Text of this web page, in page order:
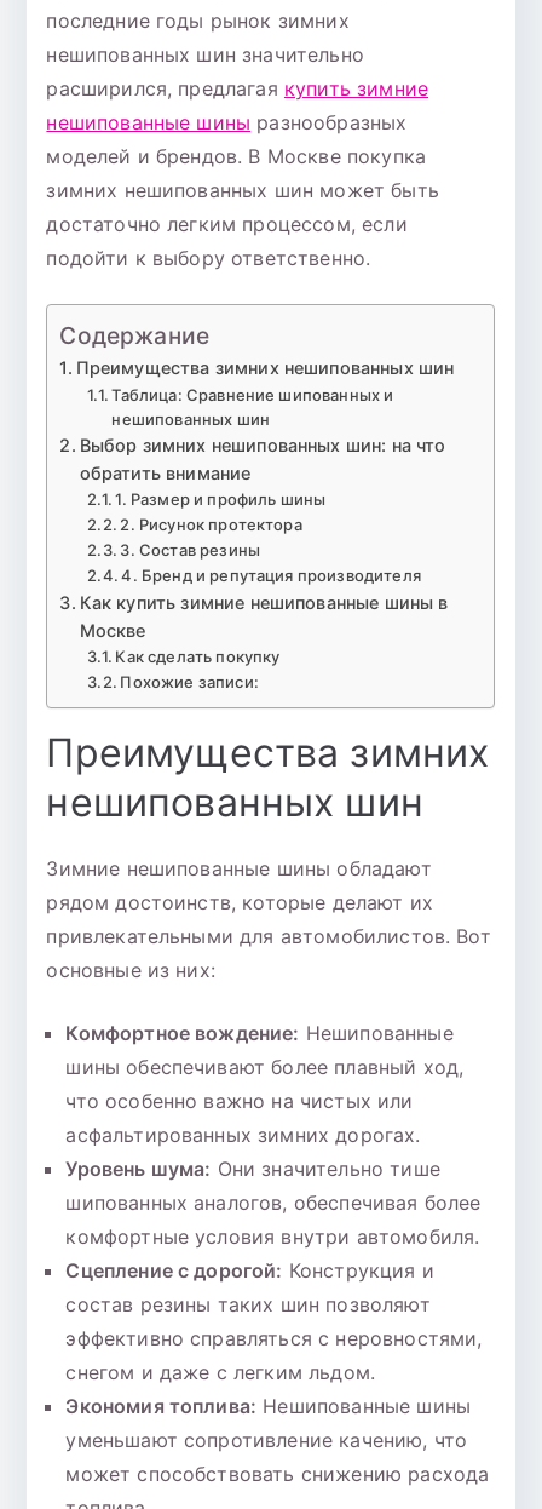
последние годы рынок зимних
нешипованных шин значительно
расширился, предлагая купить зимние
нешипованные шины разнообразных
моделей и брендов. В Москве покупка
зимних нешипованных шин может быть
достаточно легким процессом, если
подойти к выбору ответственно.
Содержание
Преимущества зимних нешипованных шин
Таблица: Сравнение шипованных и
нешипованных шин
Выбор зимних нешипованных шин: на что
обратить внимание
1. Размер и профиль шины
2. Рисунок протектора
3. Состав резины
4. Бренд и репутация производителя
Как купить зимние нешипованные шины в
Москве
Как сделать покупку
Похожие записи:
Преимущества зимних
нешипованных шин
Зимние нешипованные шины обладают
рядом достоинств, которые делают их
привлекательными для автомобилистов. Вот
основные из них:
Комфортное вождение: Нешипованные
шины обеспечивают более плавный ход,
что особенно важно на чистых или
асфальтированных зимних дорогах.
Уровень шума: Они значительно тише
шипованных аналогов, обеспечивая более
комфортные условия внутри автомобиля.
Сцепление с дорогой: Конструкция и
состав резины таких шин позволяют
эффективно справляться с неровностями,
снегом и даже с легким льдом.
Экономия топлива: Нешипованные шины
уменьшают сопротивление качению, что
может способствовать снижению расхода